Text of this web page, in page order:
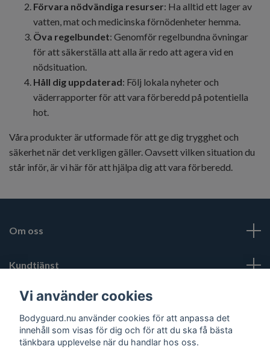
Förvara nödvändiga resurser: Ha alltid ett lager av
vatten, mat och medicinska förnödenheter hemma.
Öva regelbundet: Genomför regelbundna övningar
för att säkerställa att alla är redo att agera vid en
nödsituation.
Håll dig uppdaterad: Följ lokala nyheter och
väderrapporter för att vara förberedd på potentiella
hot.
Våra produkter är utformade för att ge dig trygghet och
säkerhet när det verkligen gäller. Oavsett vilken situation du
står inför, är vi här för att hjälpa dig att vara förberedd.
Om oss
Kundtjänst
Mer
Sociala medier
Vi använder cookies
Bodyguard.nu använder cookies för att anpassa det
innehåll som visas för dig och för att du ska få bästa
tänkbara upplevelse när du handlar hos oss.